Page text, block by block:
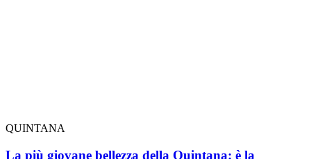
QUINTANA
La più giovane bellezza della Quintana: è la